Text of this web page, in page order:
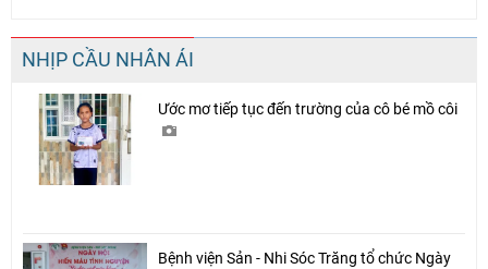
NHỊP CẦU NHÂN ÁI
Ước mơ tiếp tục đến trường của cô bé mồ côi
Bệnh viện Sản - Nhi Sóc Trăng tổ chức Ngày